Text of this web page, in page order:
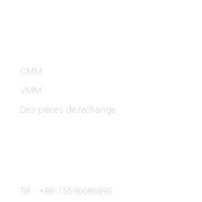
CMM
VMM
Des pièces de rechange
Tél. : +86-15596686895